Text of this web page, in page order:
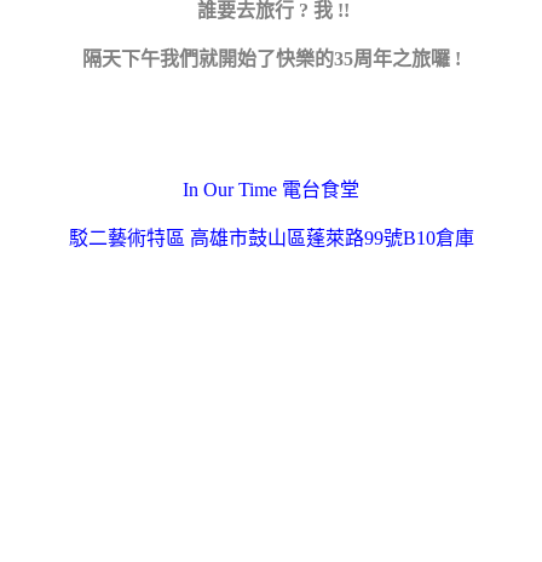
誰要去旅行 ? 我 !!
隔天下午我們就開始了快樂的35周年之旅囉 !
In Our Time 電台食堂
駁二藝術特區 高雄市鼓山區蓬萊路99號B10倉庫